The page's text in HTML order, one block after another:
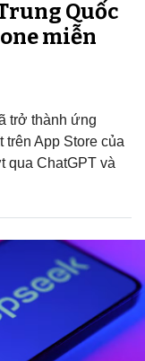
Quốc
miễn
trở thành ứng
App Store của
qua ChatGPT và